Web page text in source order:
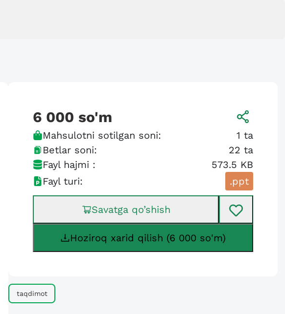
6 000 so'm
Mahsulotni sotilgan soni: 1 ta
Betlar soni:
22 ta
Fayl hajmi :
573.5 KB
Fayl turi:
.ppt
Savatga qo’shish
Hoziroq xarid qilish (6 000 so'm)
taqdimot